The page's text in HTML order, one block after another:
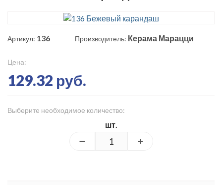
Артикул: 136 Производитель: Керама Марацци
Цена:
129.32 руб.
Выберите необходимое количество:
шт.